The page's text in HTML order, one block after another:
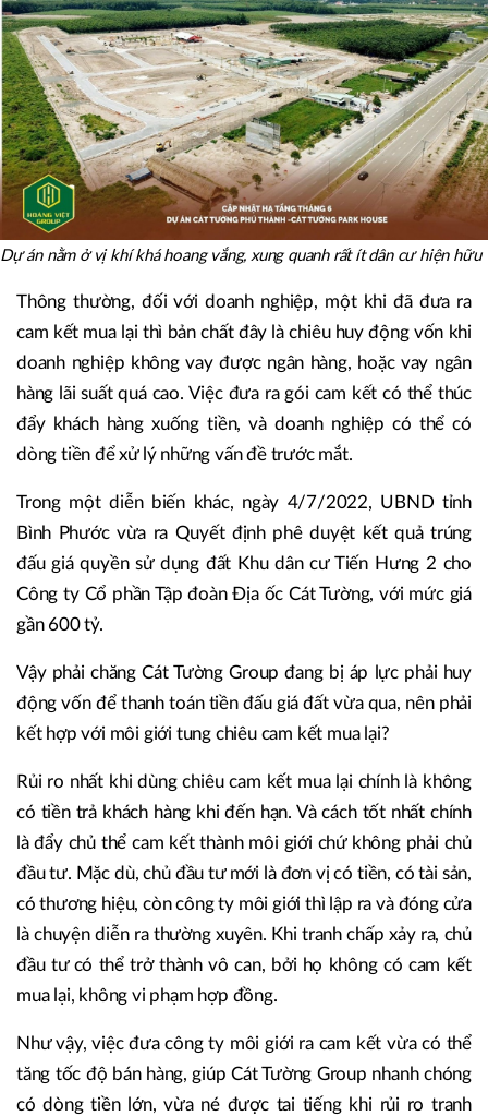
Dự án nằm ở vị khí khá hoang vắng, xung quanh rất ít dân cư hiện hữu
Thông thường, đối với doanh nghiệp, một khi đã đưa ra
cam kết mua lại thì bản chất đây là chiêu huy động vốn khi
doanh nghiệp không vay được ngân hàng, hoặc vay ngân
hàng lãi suất quá cao. Việc đưa ra gói cam kết có thể thúc
đẩy khách hàng xuống tiền, và doanh nghiệp có thể có
dòng tiền để xử lý những vấn đề trước mắt.
Trong một diễn biến khác, ngày 4/7/2022, UBND tỉnh
Bình Phước vừa ra Quyết định phê duyệt kết quả trúng
đấu giá quyền sử dụng đất Khu dân cư Tiến Hưng 2 cho
Công ty Cổ phần Tập đoàn Địa ốc Cát Tường, với mức giá
gần 600 tỷ.
Vậy phải chăng Cát Tường Group đang bị áp lực phải huy
động vốn để thanh toán tiền đấu giá đất vừa qua, nên phải
kết hợp với môi giới tung chiêu cam kết mua lại?
Rủi ro nhất khi dùng chiêu cam kết mua lại chính là không
có tiền trả khách hàng khi đến hạn. Và cách tốt nhất chính
là đẩy chủ thể cam kết thành môi giới chứ không phải chủ
đầu tư. Mặc dù, chủ đầu tư mới là đơn vị có tiền, có tài sản,
có thương hiệu, còn công ty môi giới thì lập ra và đóng cửa
là chuyện diễn ra thường xuyên. Khi tranh chấp xảy ra, chủ
đầu tư có thể trở thành vô can, bởi họ không có cam kết
mua lại, không vi phạm hợp đồng.
Như vậy, việc đưa công ty môi giới ra cam kết vừa có thể
tăng tốc độ bán hàng, giúp Cát Tường Group nhanh chóng
có dòng tiền lớn, vừa né được tai tiếng khi rủi ro tranh